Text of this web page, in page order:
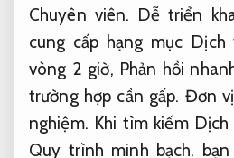
Chuyên viên. Dễ triển
cung cấp hạng mục
vòng 2 giờ, Phản hồi
trường hợp cần gấp. Đơn
nghiệm. Khi tìm kiếm
Quy trình minh bạch.